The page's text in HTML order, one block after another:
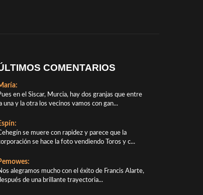
COMENTARIOS
en el Siscar, Murcia, hay dos granjas que entre
una y la otra los vecinos vamos con gan...
se muere con rapidez y parece que la
se hace la foto vendiendo Toros y c...
alegramos mucho con el éxito de Francis Alarte,
de una brillante trayectoria...